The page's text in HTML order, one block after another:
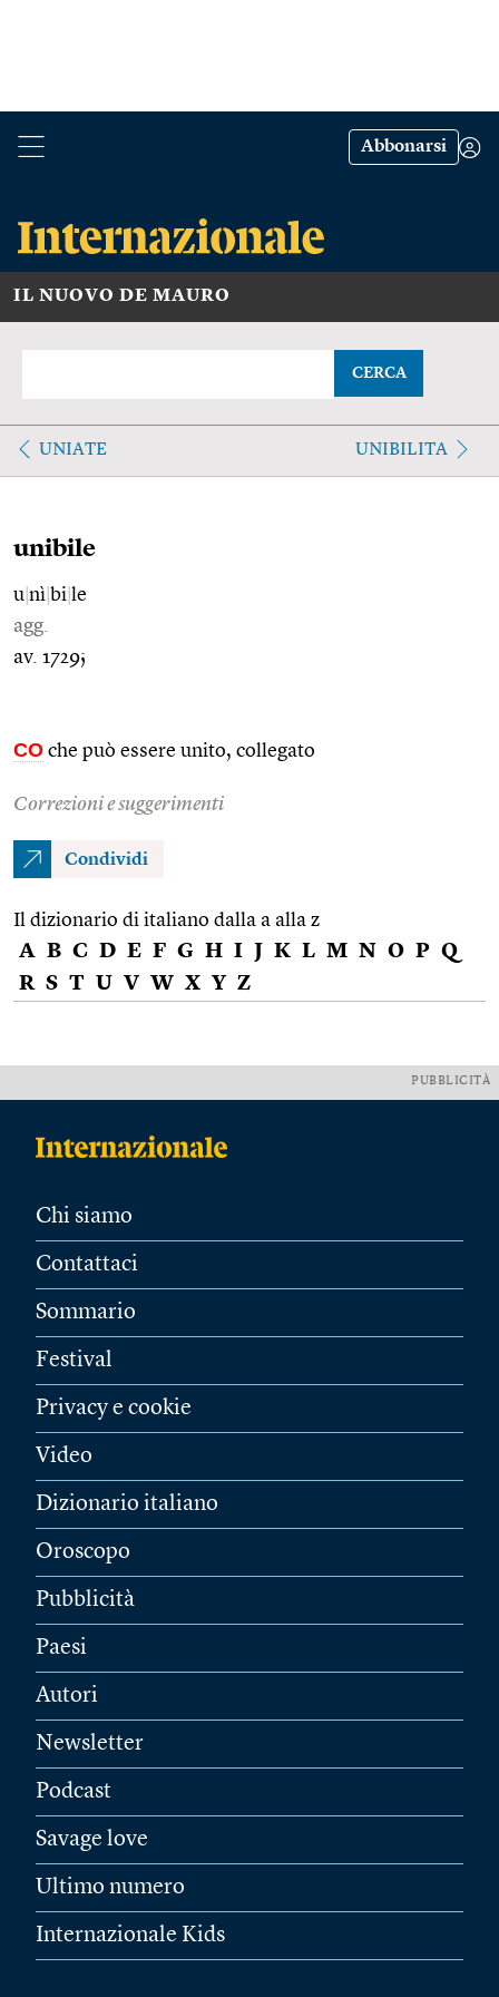
Abbonarsi
IL NUOVO DE MAURO
CERCA
UNIATE UNIBILITA
unibile
u nì bi le
agg.
av. 1729;
CO che può essere unito, collegato
Correzioni e suggerimenti
Condividi
Il dizionario di italiano dalla a alla z
A B C D E F G H I J K L M N O P Q
R S T U V W X Y Z
PUBBLICITÀ
Chi siamo
Contattaci
Sommario
Festival
Privacy e cookie
Video
Dizionario italiano
Oroscopo
Pubblicità
Paesi
Autori
Newsletter
Podcast
Savage love
Ultimo numero
Internazionale Kids